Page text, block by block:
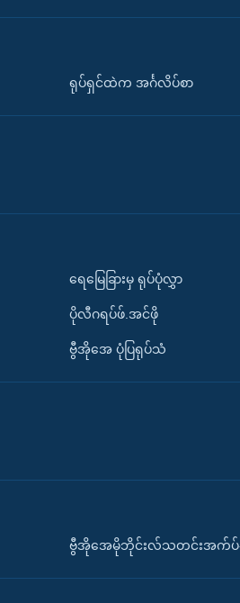
ရုပ်ရှင်ထဲက အင်္ဂလိပ်စာ
ရေမြေခြားမှ ရုပ်ပုံလွှာ
ပိုလီဂရပ်ဖ်.အင်ဖို
ဗွီအိုအေ ပုံပြရုပ်သံ
ဗွီအိုအေမိုဘိုင်းလ်သတင်းအက်ပ်-